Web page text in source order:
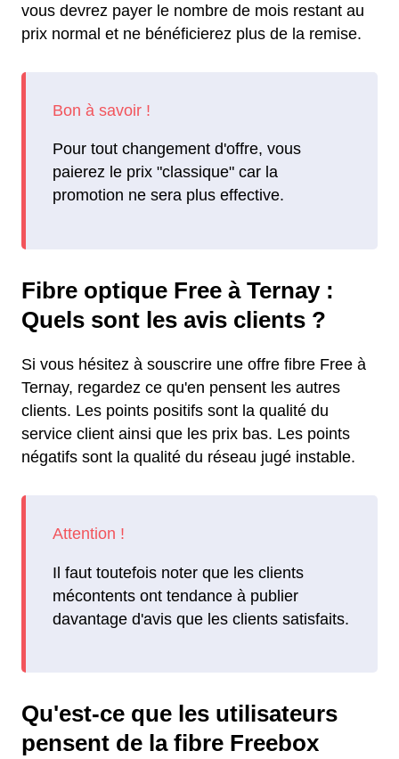
vous devrez payer le nombre de mois restant au
prix normal et ne bénéficierez plus de la remise.
Pour tout changement d'offre, vous
paierez le prix "classique" car la
promotion ne sera plus effective.
Fibre optique Free à Ternay :
Quels sont les avis clients ?
Si vous hésitez à souscrire une offre fibre Free à
Ternay, regardez ce qu'en pensent les autres
clients. Les points positifs sont la qualité du
service client ainsi que les prix bas. Les points
négatifs sont la qualité du réseau jugé instable.
Il faut toutefois noter que les clients
mécontents ont tendance à publier
davantage d'avis que les clients satisfaits.
Qu'est-ce que les utilisateurs
pensent de la fibre Freebox